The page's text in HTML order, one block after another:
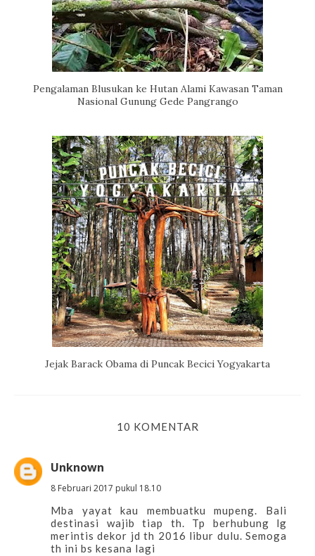
Pengalaman Blusukan ke Hutan Alami Kawasan Taman
Nasional Gunung Gede Pangrango
Jejak Barack Obama di Puncak Becici Yogyakarta
10 KOMENTAR
Unknown
8 Februari 2017 pukul 18.10
Mba yayat kau membuatku mupeng. Bali
destinasi wajib tiap th. Tp berhubung lg
merintis dekor jd th 2016 libur dulu. Semoga
th ini bs kesana lagi